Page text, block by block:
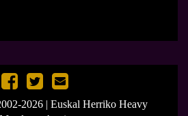
2026 | Euskal Herriko Heavy